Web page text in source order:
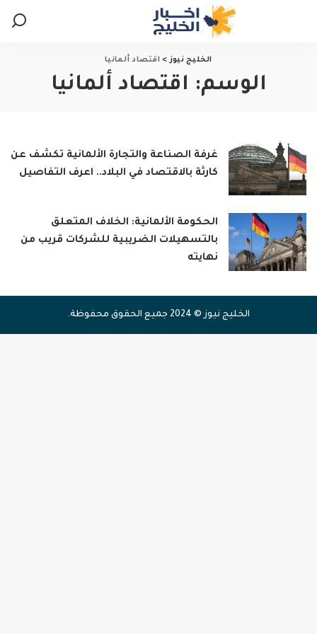
الخليج نيوز> اقتصاد ألمانيا
الوسم: اقتصاد ألمانيا
غرفة الصناعة والتجارة الألمانية تكشف عن
كارثة بالاقتصاد في البلاد.. اعرف التفاصيل
الحكومة الألمانية: الخلاف المتعلق
بالتسهيلات الضريبية للشركات قريب من
نهايته
الخليج نيوز © 2024 جميع الحقوق محفوظة.